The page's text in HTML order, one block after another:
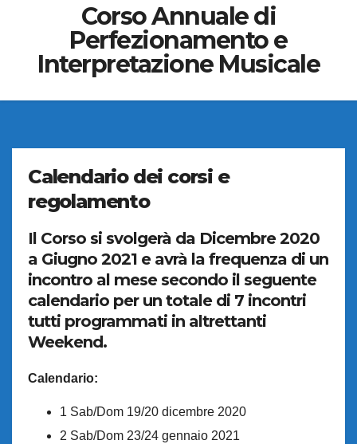
Corso Annuale di
Perfezionamento e
Interpretazione Musicale
Calendario dei corsi e
regolamento
Il Corso si svolgerà da Dicembre 2020
a Giugno 2021 e avrà la frequenza di un
incontro al mese secondo il seguente
calendario per un totale di 7 incontri
tutti programmati in altrettanti
Weekend.
Calendario:
1 Sab/Dom 19/20 dicembre 2020
2 Sab/Dom 23/24 gennaio 2021